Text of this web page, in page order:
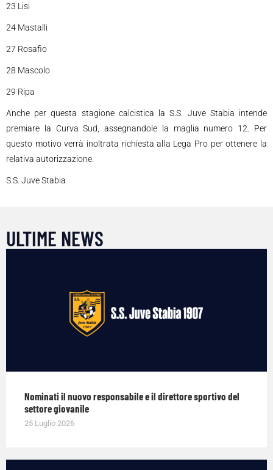
23 Lisi
24 Mastalli
27 Rosafio
28 Mascolo
29 Ripa
Anche per questa stagione calcistica la S.S. Juve Stabia intende
premiare la Curva Sud, assegnandole la maglia numero 12. Per
questo motivo verrà inoltrata richiesta alla Lega Pro per ottenere la
relativa autorizzazione.
S.S. Juve Stabia
ULTIME NEWS
Nominati il nuovo responsabile e il direttore sportivo del
settore giovanile
25 Luglio 2026